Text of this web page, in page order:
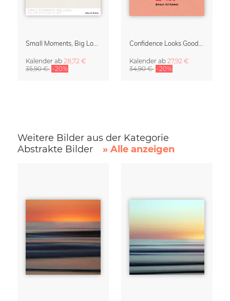
Kalender ab 28,72 €
35,90 € -20%
Kalender ab 27,92 €
34,90 € -20%
Weitere Bilder aus der Kategorie
Abstrakte Bilder
» Alle anzeigen